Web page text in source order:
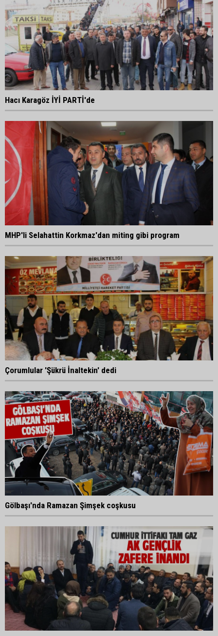
Hacı Karagöz İYİ PARTİ'de
MHP'li Selahattin Korkmaz'dan miting gibi program
Çorumlular 'Şükrü İnaltekin' dedi
Gölbaşı'nda Ramazan Şimşek coşkusu